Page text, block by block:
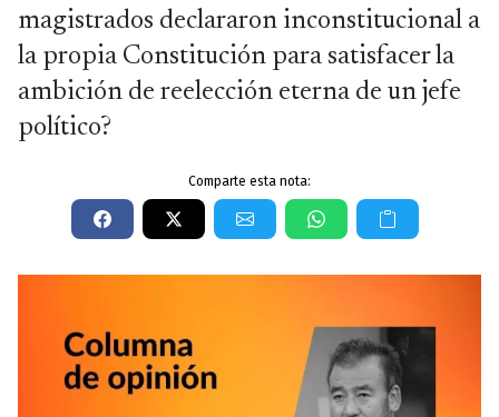
magistrados declararon inconstitucional a
la propia Constitución para satisfacer la
ambición de reelección eterna de un jefe
político?
Comparte esta nota: